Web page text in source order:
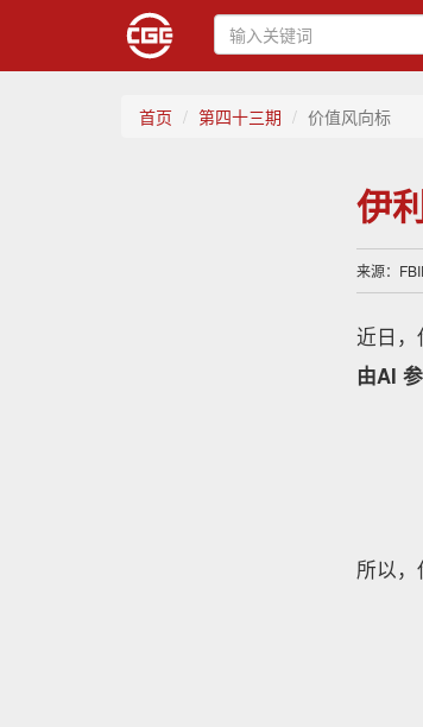
首页 第四十三期 价值风向标
伊
来源：
近日
由AI
所以，